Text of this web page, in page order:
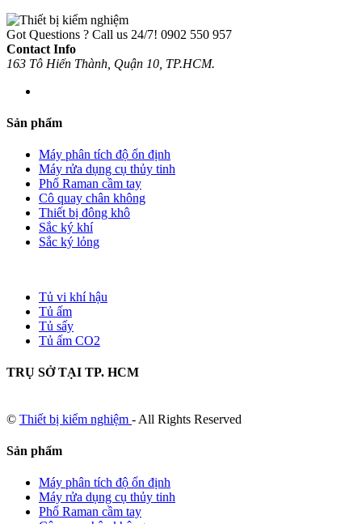
Got Questions ? Call us 24/7! 0902 550 957
Contact Info
163 Tô Hiến Thành, Quận 10, TP.HCM.
Sản phẩm
Máy phân tích độ ổn định
Máy rửa dụng cụ thủy tinh
Phổ Raman cầm tay
Cô quay chân không
Thiết bị đông khô
Sắc ký khí
Sắc ký lỏng
Tủ vi khí hậu
Tủ ấm
Tủ sấy
Tủ ấm CO2
TRỤ SỞ TẠI TP. HCM
© Thiết bị kiểm nghiệm - All Rights Reserved
Sản phẩm
Máy phân tích độ ổn định
Máy rửa dụng cụ thủy tinh
Phổ Raman cầm tay